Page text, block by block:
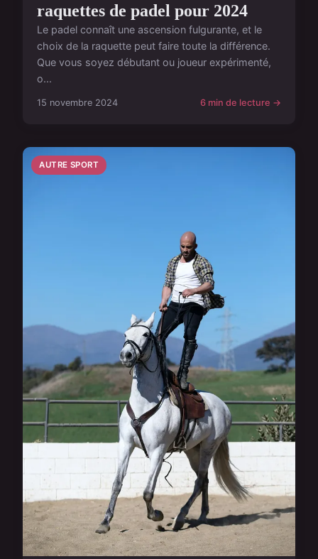
raquettes de padel pour 2024
Le padel connaît une ascension fulgurante, et le
choix de la raquette peut faire toute la différence.
Que vous soyez débutant ou joueur expérimenté,
o...
15 novembre 2024 6 min de lecture →
AUTRE SPORT